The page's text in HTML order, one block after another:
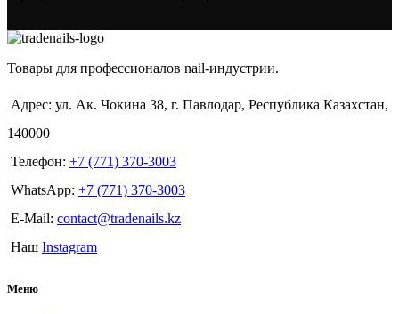
Товары для профессионалов nail-индустрии.
Адрес: ул. Ак. Чокина 38, г. Павлодар, Республика Казахстан,
140000
Телефон: +7 (771) 370-3003
WhatsApp: +7 (771) 370-3003
E-Mail: contact@tradenails.kz
Наш Instagram
Меню